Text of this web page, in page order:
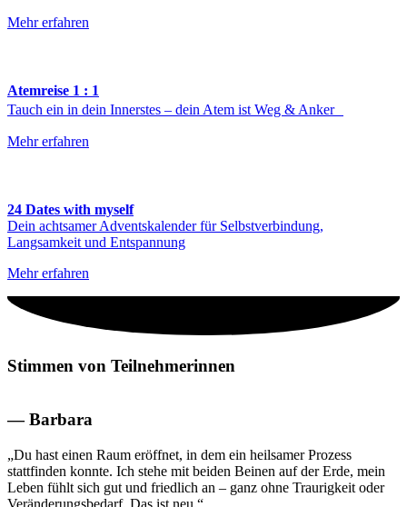
Mehr erfahren
Atemreise 1 : 1
Tauch ein in dein Innerstes – dein Atem ist Weg & Anker
Mehr erfahren
24 Dates with myself
Dein achtsamer Adventskalender für Selbstverbindung,
Langsamkeit und Entspannung
Mehr erfahren
Stimmen von Teilnehmerinnen
— Barbara
„Du hast einen Raum eröffnet, in dem ein heilsamer Prozess
stattfinden konnte. Ich stehe mit beiden Beinen auf der Erde, mein
Leben fühlt sich gut und friedlich an – ganz ohne Traurigkeit oder
Veränderungsbedarf. Das ist neu.“